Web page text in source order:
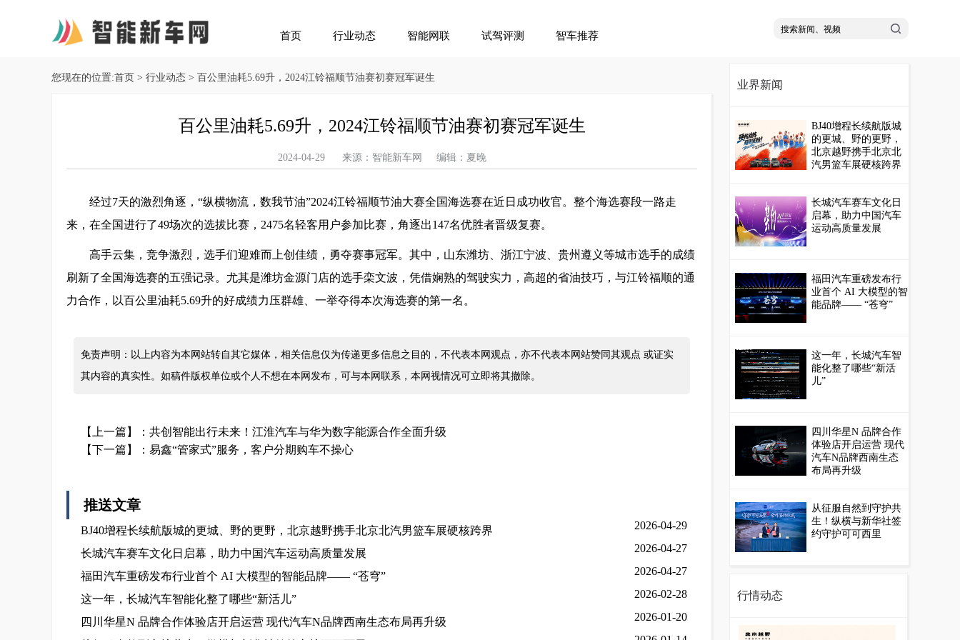
首页 行业动态 智能网联 试驾评测 智车推荐
您现在的位置:首页 > 行业动态 > 百公里油耗5.69升，2024江铃福顺节油赛初赛冠军诞生
百公里油耗5.69升，2024江铃福顺节油赛初赛冠军诞生
2024-04-29 来源：智能新车网 编辑：夏晚
经过7天的激烈角逐，“纵横物流，数我节油”2024江铃福顺节油大赛全国海选赛在近日成功收官。整个海选赛段一路走
来，在全国进行了49场次的选拔比赛，2475名轻客用户参加比赛，角逐出147名优胜者晋级复赛。
高手云集，竞争激烈，选手们迎难而上创佳绩，勇夺赛事冠军。其中，山东潍坊、浙江宁波、贵州遵义等城市选手的成绩
刷新了全国海选赛的五强记录。尤其是潍坊金源门店的选手栾文波，凭借娴熟的驾驶实力，高超的省油技巧，与江铃福顺的通
力合作，以百公里油耗5.69升的好成绩力压群雄、一举夺得本次海选赛的第一名。
免责声明：以上内容为本网站转自其它媒体，相关信息仅为传递更多信息之目的，不代表本网观点，亦不代表本网站赞同其观点 或证实
其内容的真实性。如稿件版权单位或个人不想在本网发布，可与本网联系，本网视情况可立即将其撤除。
【上一篇】： 共创智能出行未来！江淮汽车与华为数字能源合作全面升级
【下一篇】： 易鑫“管家式”服务，客户分期购车不操心
推送文章
BJ40增程长续航版城的更城、野的更野，北京越野携手北京北汽男篮车展硬核跨界 2026-04-29
长城汽车赛车文化日启幕，助力中国汽车运动高质量发展 2026-04-27
福田汽车重磅发布行业首个 AI 大模型的智能品牌—— “苍穹” 2026-04-27
这一年，长城汽车智能化整了哪些“新活儿” 2026-02-28
四川华星N 品牌合作体验店开启运营 现代汽车N品牌西南生态布局再升级 2026-01-20
业界新闻
BJ40增程长续航版城
的更城、野的更野，
北京越野携手北京北
汽男篮车展硬核跨界
长城汽车赛车文化日
启幕，助力中国汽车
运动高质量发展
福田汽车重磅发布行
业首个 AI 大模型的智
能品牌—— “苍穹”
这一年，长城汽车智
能化整了哪些“新活
儿”
四川华星N 品牌合作
体验店开启运营 现代
汽车N品牌西南生态
布局再升级
从征服自然到守护共
生！纵横与新华社签
约守护可可西里
行情动态